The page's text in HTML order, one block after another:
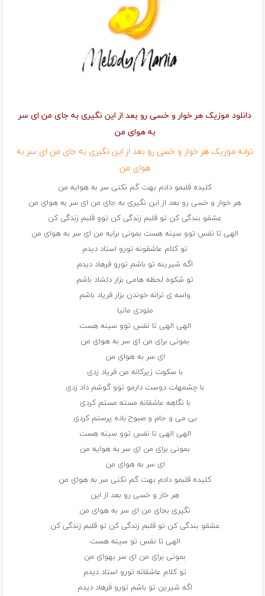
دانلود موزیک هر خوار و خسی رو بعد از این نگیری به جای من ای سر
به هوای من
ترانه موزیک هر خوار و خسی رو بعد از این نگیری به جای من ای سر به
هوای من
کلیده قلبمو دادم بهت گم نکنی سر به هوایه من
هر خوار و خسی رو بعد از این نگیری به جای من ای سر به هوای من
عشقو بندگی کن تو قلبم زندگی کن توو قلبم زندگی کن
الهی تا نفس توو سینه هست بمونی برایه من ای سر به هوای من
تو کلام عاشقونه تورو استاد دیدم
اگه شیرینه تو باشم تورو فرهاد دیدم
تو شکوه لحظه هامی بزار دلشاد باشم
واسه ی ترانه خوندن بزار فریاد باشم
ملودی مانیا
الهی الهی تا نفس توو سینه هست
بمونی برای من ای سر به هوای من
ای سر به هوای من
با سکوت زیرکانه من فریاد زدی
با چشمهات دوست دارمو توو گوشم داد زدی
با نگاهه عاشقانه مسته مستم کردی
بی می و جام و صبوح باده پرستم کردی
الهی الهی تا نفس توو سینه هست
بمونی برای من ای سر به هوایه من
ای سر به هوای من
کلیده قلبمو دادم بهت گم نکنی سر به هوای من
هر خار و خسی رو بعد از این
نگیری بجای من ای سر به هوای من
عشقو بندگی کن تو قلبم زندگی کن تو قلبم زندگی کن
الهی تا نفس تو سینه هست
بمونی برای من ای سر بهوای من
تو کلام عاشقانه تورو استاد دیدم
اگه شیرین تو باشم تورو فرهاد دیدم